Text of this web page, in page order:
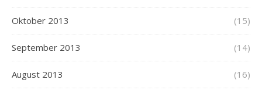
Oktober 2013 (15)
September 2013 (14)
August 2013 (16)